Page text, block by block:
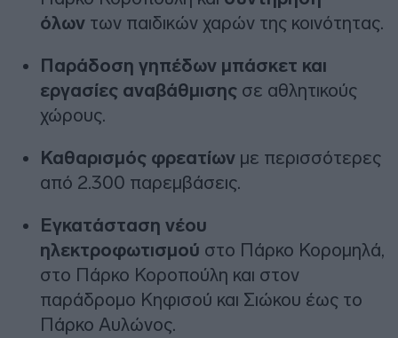
όλων των παιδικών χαρών της κοινότητας.
Παράδοση γηπέδων μπάσκετ και
εργασίες αναβάθμισης σε αθλητικούς
χώρους.
Καθαρισμός φρεατίων με περισσότερες
από 2.300 παρεμβάσεις.
Εγκατάσταση νέου
ηλεκτροφωτισμού στο Πάρκο Κορομηλά,
στο Πάρκο Κοροπούλη και στον
παράδρομο Κηφισού και Σιώκου έως το
Πάρκο Αυλώνος.